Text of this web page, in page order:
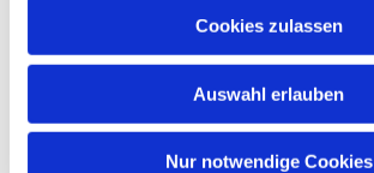
Cookies zulassen
Auswahl erlauben
Nur notwendige Cookies